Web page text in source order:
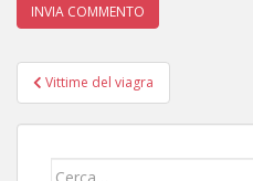
Navigazione
articoli
Vittime del viagra
Cerca: